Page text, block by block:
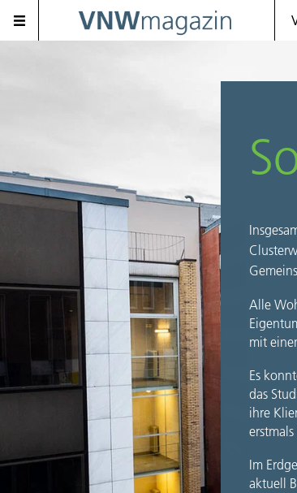
Alle
mit
Es
das
ihre
Im
aktuell